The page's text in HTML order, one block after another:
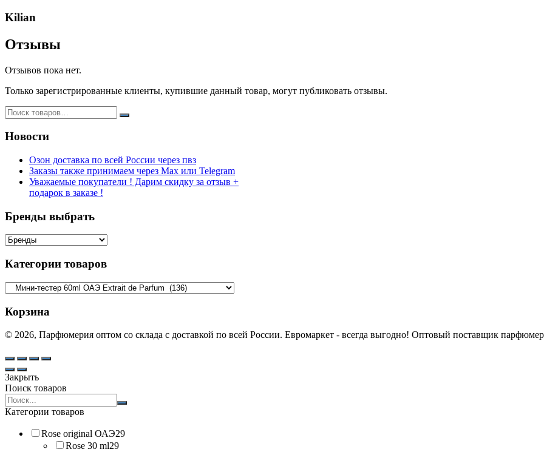
60ml
ОАЭ
Kilian
Отзывы
Отзывов пока нет.
Только зарегистрированные клиенты, купившие данный товар, могут публиковать отзывы.
Новости
Озон доставка по всей России через пвз
Заказы также принимаем через Max или Telegram
Уважаемые покупатели ! Дарим скидку за отзыв +
подарок в заказе !
Бренды выбрать
Категории товаров
Корзина
© 2026, Парфюмерия оптом со склада с доставкой по всей России. Евромаркет - всегда выгодно! Оптовый поставщик
Закрыть
Поиск товаров
Search
products:
Категории товаров
Rose original ОАЭ29
Rose 30 ml29